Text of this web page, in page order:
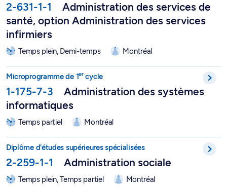
2-631-1-1
Administration des services de
santé, option Administration des services
infirmiers
Temps plein, Demi-temps Montréal
er cycle en administration des
Microprogramme de 1ercycle
1-175-7-3
Administration des systèmes
informatiques
Temps partiel Montréal
Diplôme d'études supérieures spécialisées
2-259-1-1 Administration sociale
Temps plein, Temps partiel Montréal